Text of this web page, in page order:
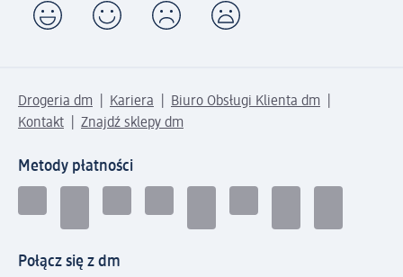
Drogeria dm Kariera
Biuro Obsługi Klienta dm
Kontakt
Znajdź sklepy dm
Metody płatności
Połącz się z dm